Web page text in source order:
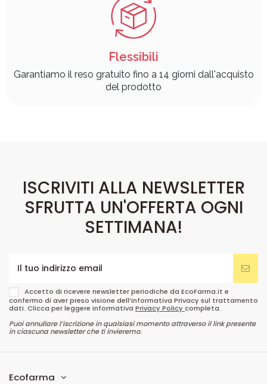
Flessibili
Garantiamo il reso gratuito fino a 14 giorni dall'acquisto
del prodotto
ISCRIVITI ALLA NEWSLETTER
SFRUTTA UN'OFFERTA OGNI
SETTIMANA!
Accetto di ricevere newsletter periodiche da EcoFarma.it e
confermo di aver preso visione dell’informativa Privacy sul trattamento
dati. Clicca per leggere informativa Privacy Policycompleta.
Puoi annullare l’iscrizione in qualsiasi momento attraverso il link presente
in ciascuna newsletter che ti invieremo.
Ecofarma